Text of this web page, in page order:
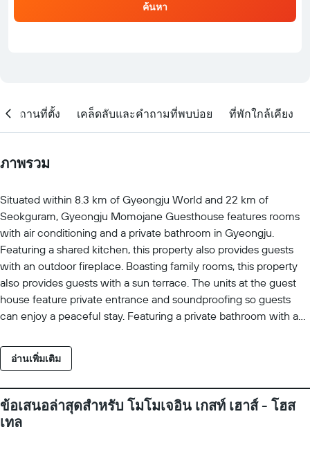
ค้นหา
สถานที่ตั้ง เคล็ดลับและคำถามที่พบบ่อย ที่พักใกล้เคียง
ภาพรวม
Situated within 8.3 km of Gyeongju World and 22 km of
Seokguram, Gyeongju Momojane Guesthouse features rooms
with air conditioning and a private bathroom in Gyeongju.
Featuring a shared kitchen, this property also provides guests
with an outdoor fireplace. Boasting family rooms, this property
also provides guests with a sun terrace. The units at the guest
house feature private entrance and soundproofing so guests
can enjoy a peaceful stay. Featuring a private bathroom with a
WiFi, while some rooms have a balcony. At the guest house,
each unit has bed linen and towels. Guests can relax in the
house include Gyeongju Station, Cheomseongdae and Anapji
Pond. Pohang Airport is 32 km from the property.
อ่านเพิ่มเติม
ข้อเสนอล่าสุดสำหรับ โมโมเจอิน เกสท์ เฮาส์ - โฮส
เทล